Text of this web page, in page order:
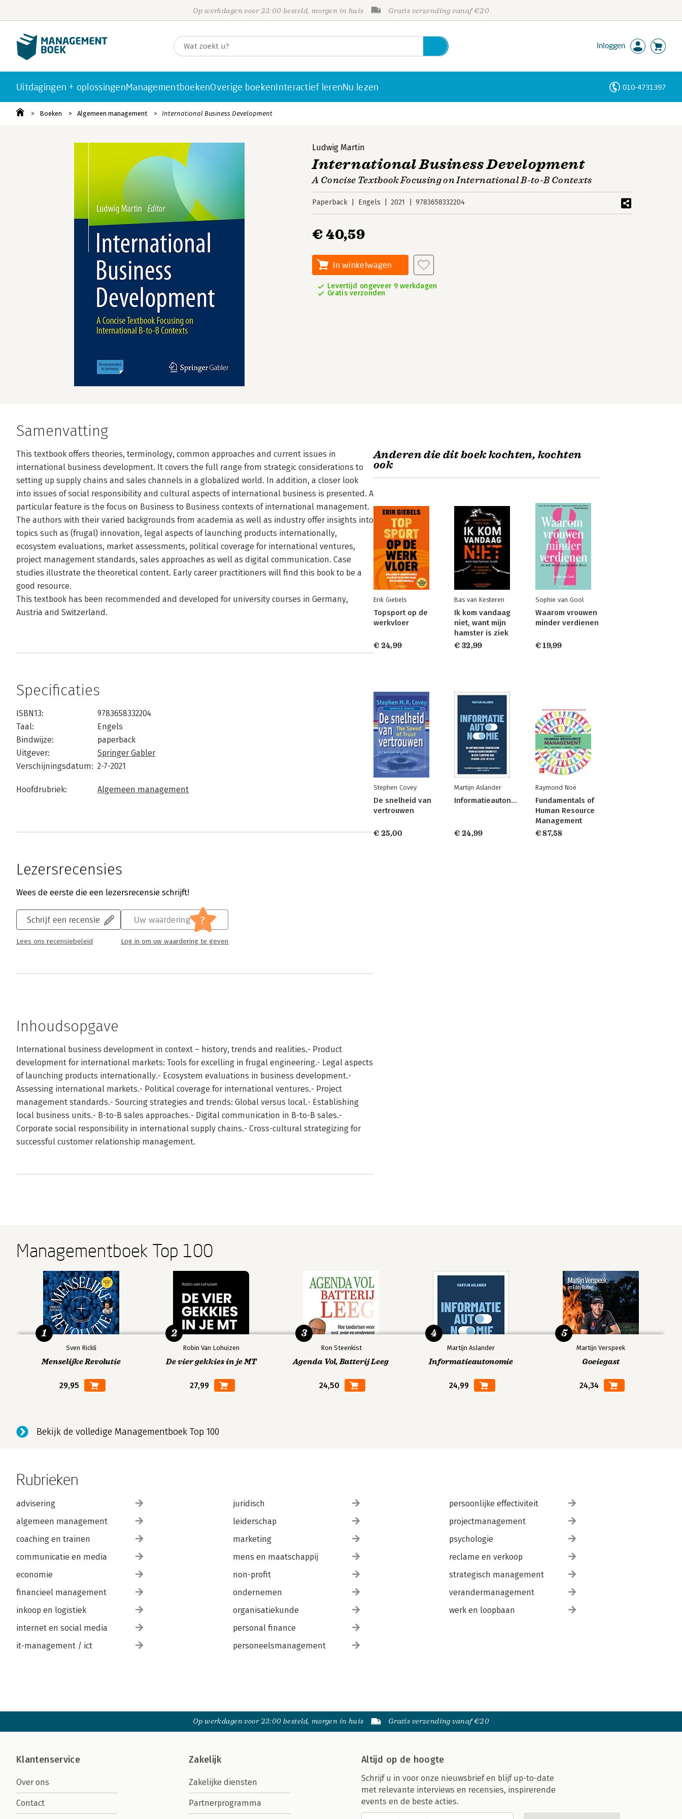
Op werkdagen voor 23:00 besteld, morgen in huis Gratis verzending vanaf €20
Inloggen
Uitdagingen + oplossingenManagementboekenOverige boekenInteractief lerenNu lezen 010-4731397
Boeken Algemeen management International Business Development
Ludwig Martin
International Business Development
A Concise Textbook Focusing on International B-to-B Contexts
Paperback Engels 2021 9783658332204
€ 40,59
In winkelwagen
Levertijd ongeveer 9 werkdagen
Gratis verzonden
Samenvatting
This textbook offers theories, terminology, common approaches and current issues in
international business development. It covers the full range from strategic considerations to
setting up supply chains and sales channels in a globalized world. In addition, a closer look
into issues of social responsibility and cultural aspects of international business is presented. A
particular feature is the focus on Business to Business contexts of international management.
The authors with their varied backgrounds from academia as well as industry offer insights into
topics such as (frugal) innovation, legal aspects of launching products internationally,
ecosystem evaluations, market assessments, political coverage for international ventures,
project management standards, sales approaches as well as digital communication. Case
studies illustrate the theoretical content. Early career practitioners will find this book to be a
good resource.
This textbook has been recommended and developed for university courses in Germany,
Austria and Switzerland.
Specificaties
ISBN13:
9783658332204
Taal:
Engels
Bindwijze:
paperback
Uitgever:
Springer Gabler
Verschijningsdatum: 2-7-2021
Hoofdrubriek: Algemeen management
Lezersrecensies
Wees de eerste die een lezersrecensie schrijft!
Schrijf een recensie
Lees ons recensiebeleid
Uw waardering ?
Log in om uw waardering te geven
Inhoudsopgave
International business development in context – history, trends and realities.- Product
development for international markets: Tools for excelling in frugal engineering.- Legal aspects
of launching products internationally.- Ecosystem evaluations in business development.-
Assessing international markets.- Political coverage for international ventures.- Project
management standards.- Sourcing strategies and trends: Global versus local.- Establishing
local business units.- B-to-B sales approaches.- Digital communication in B-to-B sales.-
Corporate social responsibility in international supply chains.- Cross-cultural strategizing for
successful customer relationship management.
Anderen die dit boek kochten, kochten
ook
Erik Giebels
Topsport op de
werkvloer
€ 24,99
Bas van Kesteren
Ik kom vandaag
niet, want mijn
hamster is ziek
€ 32,99
Sophie van Gool
Waarom vrouwen
minder verdienen
€ 19,99
Stephen Covey
De snelheid van
vertrouwen
€ 25,00
Martijn Aslander
Informatieautonomie
€ 24,99
Raymond Noë
Fundamentals of
Human Resource
Management
€ 87,58
Managementboek Top 100
Sven Rickli
Menselijke Revolutie
29,95
1
Robin Van Lohuizen
De vier gekkies in je MT
27,99
2
Ron Steenkist
Agenda Vol, Batterij Leeg
24,50
3
Martijn Aslander
Informatieautonomie
24,99
4
Martijn Verspeek
Goeiegast
24,34
5
Bekijk de volledige Managementboek Top 100
Rubrieken
advisering
algemeen management
coaching en trainen
communicatie en media
economie
financieel management
inkoop en logistiek
internet en social media
it-management / ict
juridisch
leiderschap
marketing
mens en maatschappij
non-profit
ondernemen
organisatiekunde
personal finance
personeelsmanagement
persoonlijke effectiviteit
projectmanagement
psychologie
reclame en verkoop
strategisch management
verandermanagement
werk en loopbaan
Op werkdagen voor 23:00 besteld, morgen in huis Gratis verzending vanaf €20
Klantenservice
Over ons
Contact
Zakelijk
Zakelijke diensten
Partnerprogramma
Altijd op de hoogte
Schrijf u in voor onze nieuwsbrief en blijf up-to-date
met relevante interviews en recensies, inspirerende
events en de beste acties.
Personen